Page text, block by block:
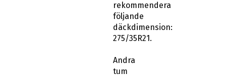
rekommendera
följande
däckdimension:
275/35R21.
Andra
tum